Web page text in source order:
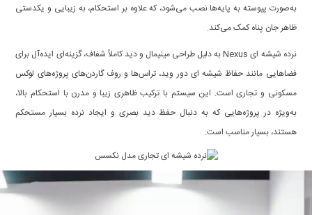
به‌صورت پیوسته به پایه‌ها نصب می‌شود، که علاوه بر استحکام، به زیبایی و یکدستی
ظاهر جان پناه کمک می‌کند.
نرده شیشه ای Nexus به دلیل طراحی مینیمال و دید کاملاً شفاف، گزینه‌ای ایده‌آل برای
فضاهایی مانند حفاظ شیشه ای دور وید، تراس‌ها و روف گاردن‌های پروژه‌های لوکس
مسکونی و تجاری است. این سیستم با ترکیب ظاهری زیبا و مدرن با استحکام بالا،
به‌ویژه در پروژه‌هایی که به دنبال حفظ دید بصری و ایجاد نرده بسیار مستحکم
هستند، بسیار مناسب است.